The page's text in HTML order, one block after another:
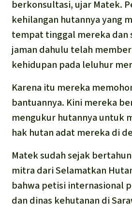
berkonsultasi, ujar Matek.
kehilangan hutannya yang
tempat tinggal mereka dan
jaman dahulu telah
kehidupan pada leluhur
Karena itu mereka
bantuannya. Kini mereka
mengukur hutannya untuk
hak hutan adat mereka di
Matek sudah sejak
mitra dariSelamatkan
bahwa petisi internasional
dan dinas kehutanan di